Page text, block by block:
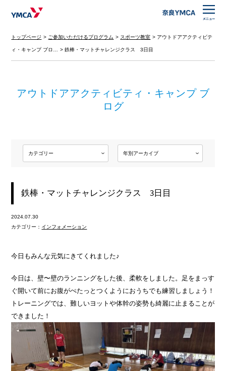
トップページ ご参加いただけるプログラム スポーツ教室 アウトドアアクティビテ
ィ・キャンプ ブロ… 鉄棒・マットチャレンジクラス 3日目
アウトドアアクティビティ・キャンプ ブ
ログ
鉄棒・マットチャレンジクラス 3日目
2024.07.30
カテゴリー： インフォメーション
今日もみんな元気にきてくれました♪
今日は、壁〜壁のランニングをした後、柔軟をしました。足をまっす
ぐ開いて前にお腹がぺたっとつくようにおうちでも練習しましょう！
トレーニングでは、難しいヨットや体幹の姿勢も綺麗に止まることが
できました！